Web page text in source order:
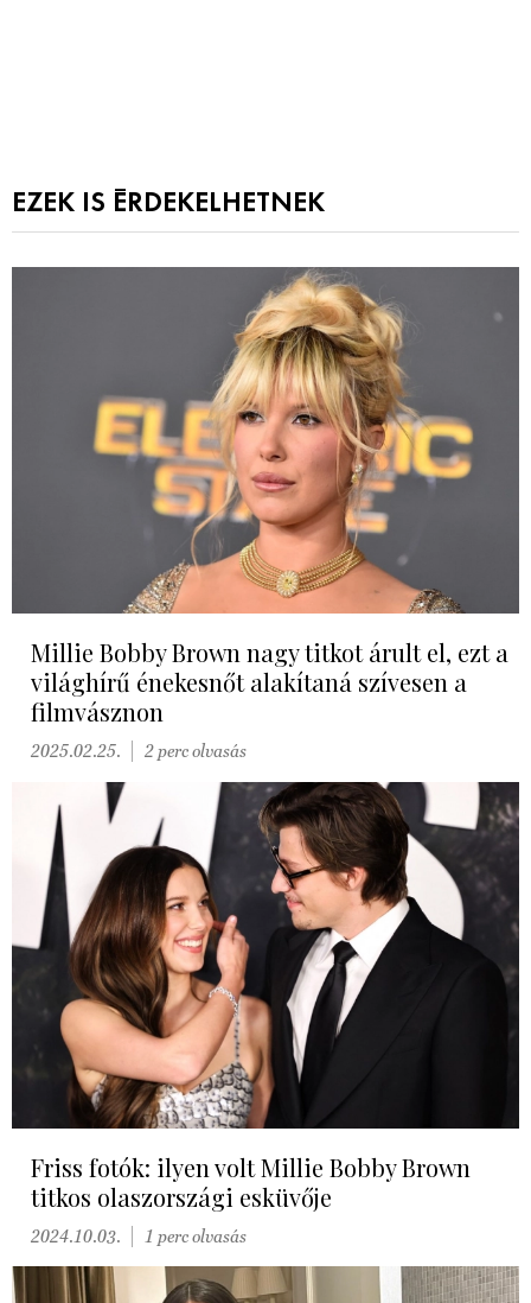
EZEK IS ÉRDEKELHETNEK
Millie Bobby Brown nagy titkot árult el, ezt a
világhírű énekesnőt alakítaná szívesen a
filmvásznon
2025.02.25. 2 perc olvasás
Friss fotók: ilyen volt Millie Bobby Brown
titkos olaszországi esküvője
2024.10.03. 1 perc olvasás